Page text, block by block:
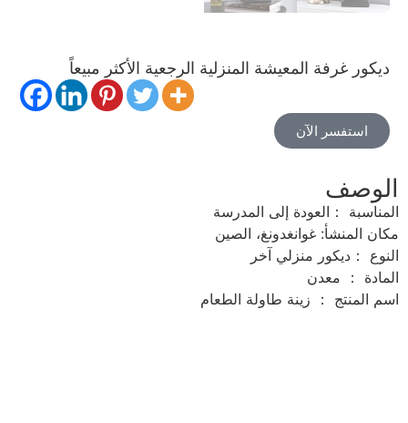
ديكور غرفة المعيشة المنزلية الرجعية الأكثر مبيعاً
استفسر الآن
الوصف
المناسبة ：العودة إلى المدرسة
مكان المنشأ: غوانغدونغ، الصين
النوع ：ديكور منزلي آخر
المادة ： معدن
اسم المنتج ： زينة طاولة الطعام